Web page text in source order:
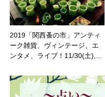
2019「関西蚤の市」アンティ
ーク雑貨、ヴィンテージ、エ
ンタメ、ライブ！11/30(土),…